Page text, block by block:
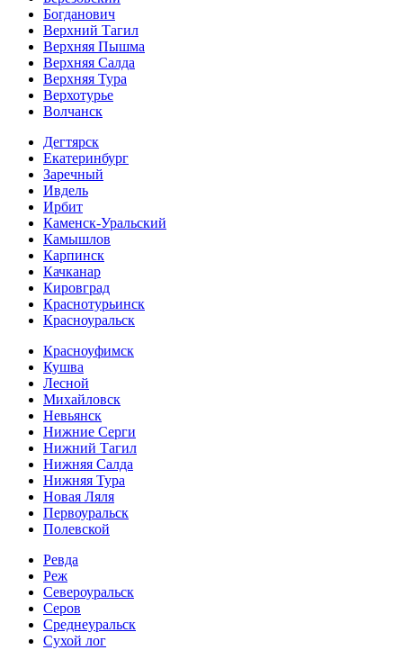
Богданович
Верхний Тагил
Верхняя Пышма
Верхняя Салда
Верхняя Тура
Верхотурье
Волчанск
Дегтярск
Екатеринбург
Заречный
Ивдель
Ирбит
Каменск-Уральский
Камышлов
Карпинск
Качканар
Кировград
Краснотурьинск
Красноуральск
Красноуфимск
Кушва
Лесной
Михайловск
Невьянск
Нижние Серги
Нижний Тагил
Нижняя Салда
Нижняя Тура
Новая Ляля
Первоуральск
Полевской
Ревда
Реж
Североуральск
Серов
Среднеуральск
Сухой лог